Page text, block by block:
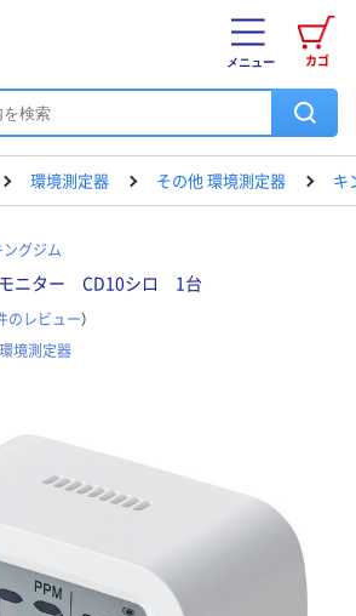
カゴ
メニュー
環境測定器 その他 環境測定器 キ
ングジム
ニター CD10シロ 1台
のレビュー）
境測定器